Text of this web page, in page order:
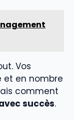
Vos
et en nombre
comment
succès.